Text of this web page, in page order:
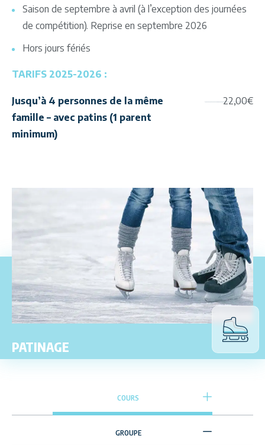
Saison de septembre à avril (à l’exception des journées
de compétition). Reprise en septembre 2026
Hors jours fériés
TARIFS 2025-2026 :
Jusqu’à 4 personnes de la même
famille – avec patins (1 parent
minimum)
22,00€
PATINAGE
COURS
GROUPE